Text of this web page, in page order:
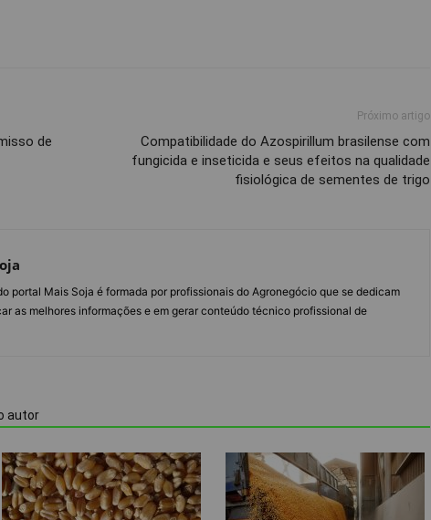
de
Próximo artigo
Compatibilidade do Azospirillum brasilense com
fungicida e inseticida e seus efeitos na qualidade
fisiológica de sementes de trigo
portal Mais Soja é formada por profissionais do Agronegócio que se dedicam
as melhores informações e em gerar conteúdo técnico profissional de
autor